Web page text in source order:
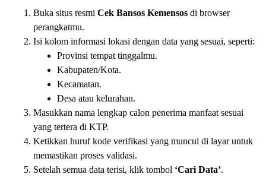
Buka situs resmi Cek Bansos Kemensos di browser
perangkatmu.
Isi kolom informasi lokasi dengan data yang sesuai, seperti:
Provinsi tempat tinggalmu.
Kabupaten/Kota.
Kecamatan.
Desa atau kelurahan.
Masukkan nama lengkap calon penerima manfaat sesuai
yang tertera di KTP.
Ketikkan huruf kode verifikasi yang muncul di layar untuk
memastikan proses validasi.
Setelah semua data terisi, klik tombol ‘Cari Data’.